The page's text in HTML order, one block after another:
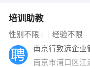
培训助教
性别不限 经验不限
南京市浦口区江